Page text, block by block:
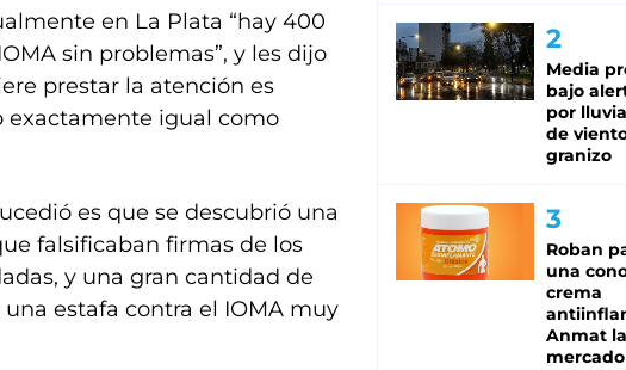
en La Plata “hay 400
sin problemas”, y les dijo
prestar la atención es
exactamente igual como
es que se descubrió una
falsificaban firmas de los
y una gran cantidad de
estafa contra el IOMA muy
Media
bajo
por
de
granizo
Roban
una
crema
Anmat
mercado